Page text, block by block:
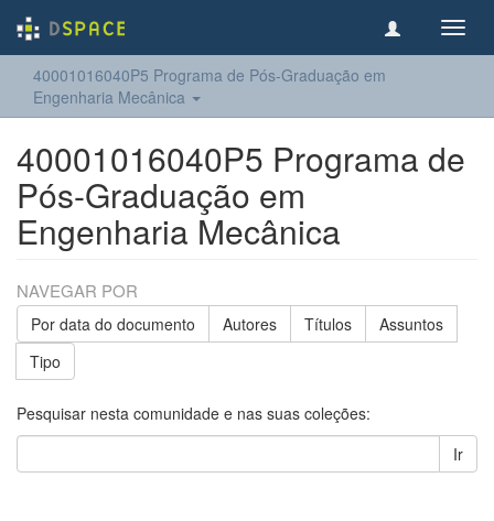
40001016040P5 Programa de Pós-Graduação em
Engenharia Mecânica
40001016040P5 Programa de
Pós-Graduação em
Engenharia Mecânica
NAVEGAR POR
Por data do documento Autores Títulos
Assuntos
Tipo
Pesquisar nesta comunidade e nas suas coleções:
Ir